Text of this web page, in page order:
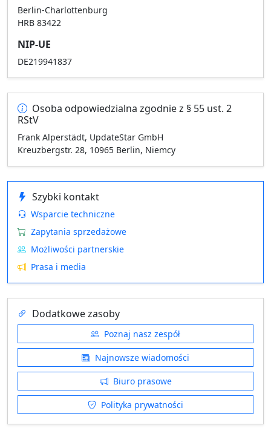
Berlin-Charlottenburg
HRB 83422
NIP-UE
DE219941837
Osoba odpowiedzialna zgodnie z § 55 ust. 2
RStV
Frank Alperstädt, UpdateStar GmbH
Kreuzbergstr. 28, 10965 Berlin, Niemcy
Szybki kontakt
Wsparcie techniczne
Zapytania sprzedażowe
Możliwości partnerskie
Prasa i media
Dodatkowe zasoby
Poznaj nasz zespół
Najnowsze wiadomości
Biuro prasowe
Polityka prywatności